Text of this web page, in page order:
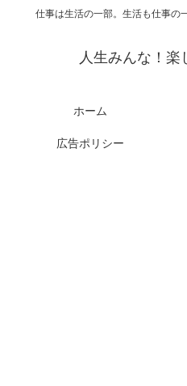
仕事は生活の一部。生活も仕事の
人生みんな！楽
ホーム
広告ポリシー